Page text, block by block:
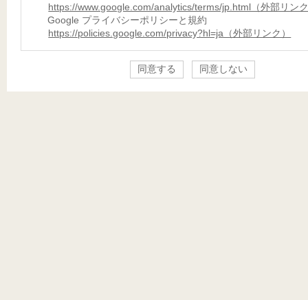
https://www.google.com/analytics/terms/jp.html（外部リン
Google プライバシーポリシーと規約
https://policies.google.com/privacy?hl=ja（外部リンク）
同意する 同意しない